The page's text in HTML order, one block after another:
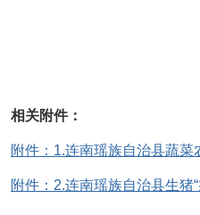
相关附件：
附件：1.连南瑶族自治县蔬
附件：2.连南瑶族自治县生猪